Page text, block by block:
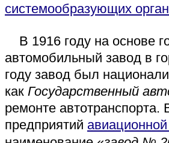
системообразующих
В 1916 году на основе
автомобильный завод в
году завод был
как Государственный
ремонте автотранспорта.
предприятий